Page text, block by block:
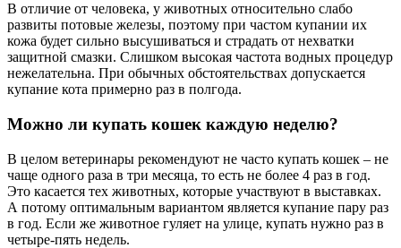
В отличие от человека, у животных относительно слабо
развиты потовые железы, поэтому при частом купании их
кожа будет сильно высушиваться и страдать от нехватки
защитной смазки. Слишком высокая частота водных процедур
нежелательна. При обычных обстоятельствах допускается
купание кота примерно раз в полгода.
Можно ли купать кошек каждую неделю?
В целом ветеринары рекомендуют не часто купать кошек – не
чаще одного раза в три месяца, то есть не более 4 раз в год.
Это касается тех животных, которые участвуют в выставках.
А потому оптимальным вариантом является купание пару раз
в год. Если же животное гуляет на улице, купать нужно раз в
четыре-пять недель.